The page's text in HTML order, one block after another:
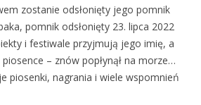
zostanie odsłonięty jego pomnik
pomnik odsłonięty 23. lipca 2022
i festiwale przyjmują jego imię, a
– znów popłynął na morze…
piosenki, nagrania i wiele wspomnień